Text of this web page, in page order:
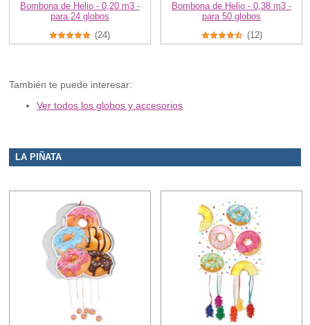
Bombona de Helio - 0,20 m3 -
para 24 globos
(24)
Bombona de Helio - 0,38 m3 -
para 50 globos
(12)
También te puede interesar:
Ver todos los globos y accesorios
LA PIÑATA